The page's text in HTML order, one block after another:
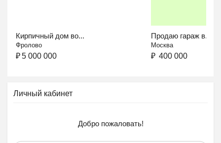
Кирпичный дом во...
Фролово
₽5 000 000
Продаю гараж в...
Москва
₽ 400 000
Личный кабинет
Добро пожаловать!